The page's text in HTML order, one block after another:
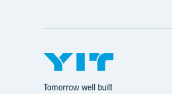
Tomorrow well built